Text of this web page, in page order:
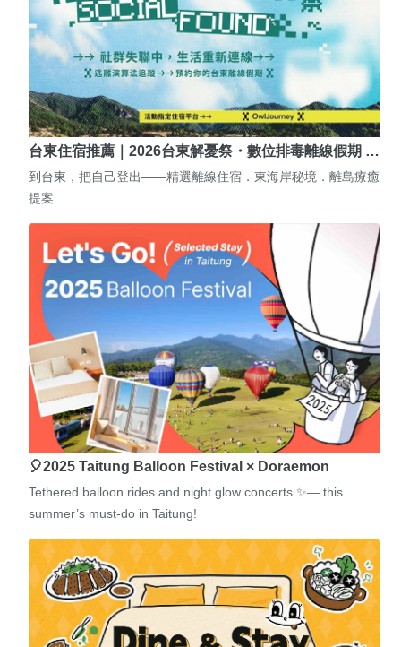
台東住宿推薦｜2026台東解憂祭・數位排毒離線假期 …
到台東，把自己登出——精選離線住宿．東海岸秘境．離島療癒
提案
🎈2025 Taitung Balloon Festival × Doraemon
Tethered balloon rides and night glow concerts ✨— this
summer’s must-do in Taitung!